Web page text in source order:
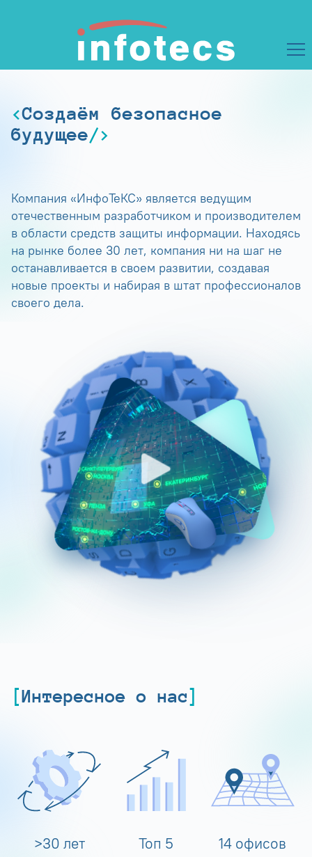
Создаём безопасное
будущее
Компания «ИнфоТеКС» является ведущим
отечественным разработчиком и производителем
в области средств защиты информации. Находясь
на рынке более 30 лет, компания ни на шаг не
останавливается в своем развитии, создавая
новые проекты и набирая в штат профессионалов
своего дела.
Интересное о нас
>30 лет Топ 5 14 офисов